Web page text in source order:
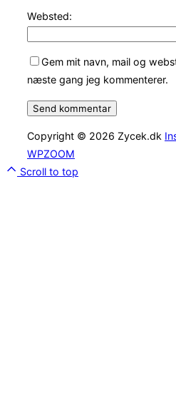
Websted:
Gem mit navn, mail og
næste gang jeg kommenterer.
Copyright © 2026 Zycek.dk
WPZOOM
Scroll to top